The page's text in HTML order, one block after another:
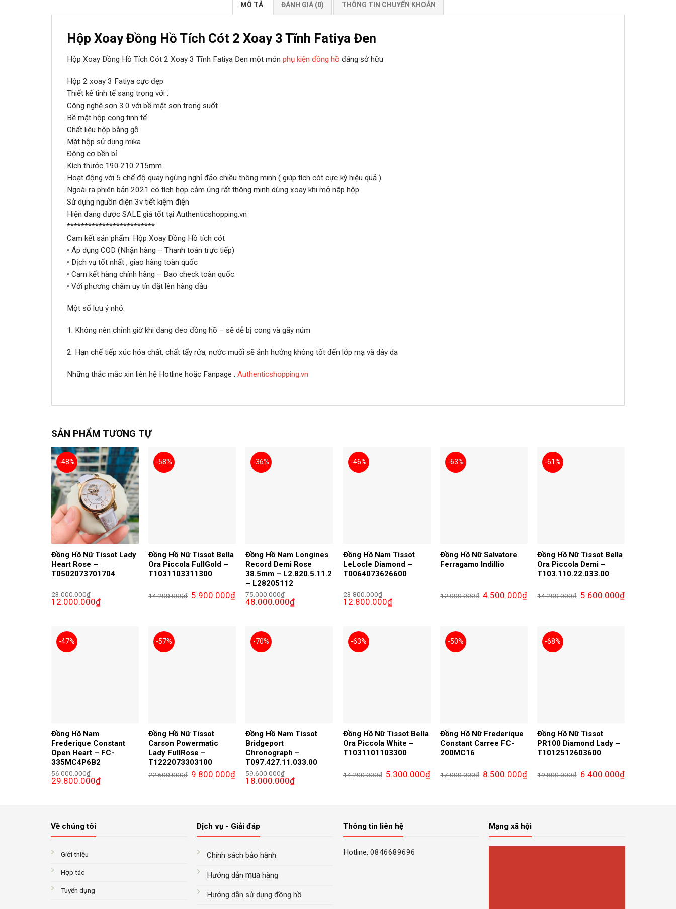
MÔ TẢ ĐÁNH GIÁ (0) THÔNG TIN CHUYỂN KHOẢN
Hộp Xoay Đồng Hồ Tích Cót 2 Xoay 3 Tĩnh Fatiya Đen
Hộp Xoay Đồng Hồ Tích Cót 2 Xoay 3 Tĩnh Fatiya Đen một món phụ kiện đồng hồ đáng sở hữu
Hộp 2 xoay 3 Fatiya cực đẹp
Thiết kế tinh tế sang trọng với :
Công nghệ sơn 3.0 với bề mặt sơn trong suốt
Bề mặt hộp cong tinh tế
Chất liệu hộp bằng gỗ
Mặt hộp sử dụng mika
Động cơ bền bỉ
Kích thước 190.210.215mm
Hoạt động với 5 chế độ quay ngừng nghỉ đảo chiều thông minh ( giúp tích cót cực kỳ hiệu quả )
Ngoài ra phiên bản 2021 có tích hợp cảm ứng rất thông minh dừng xoay khi mở nắp hộp
Sử dụng nguồn điện 3v tiết kiệm điện
Hiện đang được SALE giá tốt tại Authenticshopping.vn
*************************
Cam kết sản phẩm: Hộp Xoay Đồng Hồ tích cót
• Áp dụng COD (Nhận hàng – Thanh toán trực tiếp)
• Dịch vụ tốt nhất , giao hàng toàn quốc
• Cam kết hàng chính hãng – Bao check toàn quốc.
• Với phương châm uy tín đặt lên hàng đầu
Một số lưu ý nhỏ:
1. Không nên chỉnh giờ khi đang đeo đồng hồ – sẽ dễ bị cong và gãy núm
2. Hạn chế tiếp xúc hóa chất, chất tẩy rửa, nước muối sẽ ảnh hưởng không tốt đến lớp mạ và dây da
Những thắc mắc xin liên hệ Hotline hoặc Fanpage : Authenticshopping.vn
SẢN PHẨM TƯƠNG TỰ
-48%
Đồng Hồ Nữ Tissot Lady
Heart Rose –
T0502073701704
23.000.000₫
Giá
gốc
12.000.000₫Giá
hiện
-58%
Đồng Hồ Nữ Tissot Bella
Ora Piccola FullGold –
T1031103311300
14.200.000₫ Giá
gốc
5.900.000₫Giá
hiện
-36%
Đồng Hồ Nam Longines
Record Demi Rose
38.5mm – L2.820.5.11.2
– L28205112
75.000.000₫
Giá
gốc
48.000.000₫Giá
-46%
Đồng Hồ Nam Tissot
LeLocle Diamond –
T0064073626600
23.800.000₫
Giá
gốc
12.800.000₫Giá
hiện
-63%
Đồng Hồ Nữ Salvatore
Ferragamo Indillio
12.000.000₫ Giá
gốc
4.500.000₫Giá
hiện
-61%
Đồng Hồ Nữ Tissot Bella
Ora Piccola Demi –
T103.110.22.033.00
14.200.000₫ Giá
gốc
5.600.000₫Giá
hiện
-47%
Đồng Hồ Nam
Frederique Constant
Open Heart – FC-
335MC4P6B2
56.000.000₫
Giá
gốc
29.800.000₫Giá
hiện
-57%
Đồng Hồ Nữ Tissot
Carson Powermatic
Lady FullRose –
T1222073303100
22.600.000₫ Giá
gốc
9.800.000₫Giá
hiện
-70%
Đồng Hồ Nam Tissot
Bridgeport
Chronograph –
T097.427.11.033.00
59.600.000₫
Giá
gốc
18.000.000₫Giá
-63%
Đồng Hồ Nữ Tissot Bella
Ora Piccola White –
T1031101103300
14.200.000₫ Giá
gốc
5.300.000₫Giá
hiện
-50%
Đồng Hồ Nữ Frederique
Constant Carree FC-
200MC16
17.000.000₫ Giá
gốc
8.500.000₫Giá
hiện
-68%
Đồng Hồ Nữ Tissot
PR100 Diamond Lady –
T1012512603600
19.800.000₫ Giá
gốc
6.400.000₫Giá
hiện
Về chúng tôi
Giới thiệu
Hợp tác
Tuyển dụng
Dịch vụ - Giải đáp
Chính sách bảo hành
Hướng dẫnmua hàng
Hướng dẫn sử dụng đồng hồ
Thông tin liên hệ
Hotline: 0846689696
Mạng xã hội